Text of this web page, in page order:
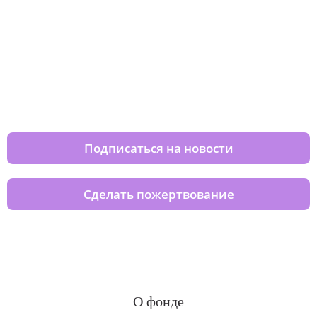
Подписаться на новости
Сделать пожертвование
О фонде